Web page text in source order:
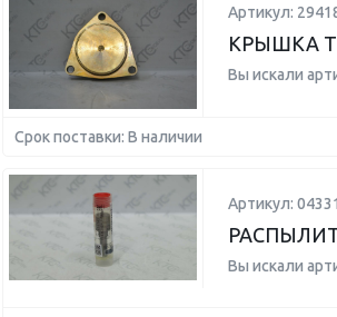
Артикул:
КРЫШКА
Вы искали
Срок поставки: В наличии
Артикул:
Вы искали